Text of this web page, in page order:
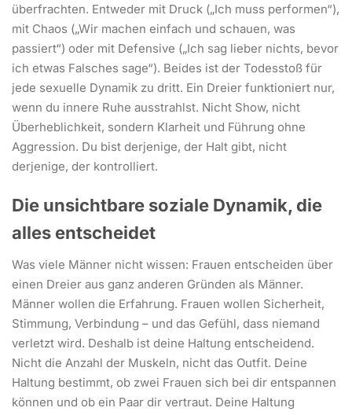
überfrachten. Entweder mit Druck („Ich muss performen“),
mit Chaos („Wir machen einfach und schauen, was
passiert“) oder mit Defensive („Ich sag lieber nichts, bevor
ich etwas Falsches sage“). Beides ist der Todesstoß für
jede sexuelle Dynamik zu dritt. Ein Dreier funktioniert nur,
wenn du innere Ruhe ausstrahlst. Nicht Show, nicht
Überheblichkeit, sondern Klarheit und Führung ohne
Aggression. Du bist derjenige, der Halt gibt, nicht
derjenige, der kontrolliert.
Die unsichtbare soziale Dynamik, die
alles entscheidet
Was viele Männer nicht wissen: Frauen entscheiden über
einen Dreier aus ganz anderen Gründen als Männer.
Männer wollen die Erfahrung. Frauen wollen Sicherheit,
Stimmung, Verbindung – und das Gefühl, dass niemand
verletzt wird. Deshalb ist deine Haltung entscheidend.
Nicht die Anzahl der Muskeln, nicht das Outfit. Deine
Haltung bestimmt, ob zwei Frauen sich bei dir entspannen
können und ob ein Paar dir vertraut. Deine Haltung